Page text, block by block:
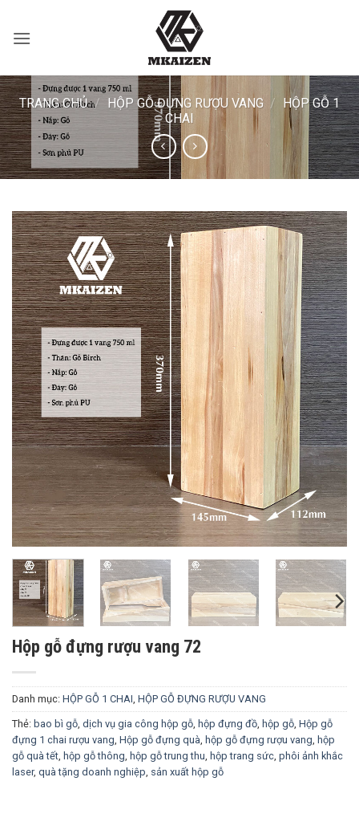
qua
nội
TRANG CHỦ / HỘP GỖ ĐỰNG RƯỢU VANG / HỘP GỖ 1
CHAI
Hộp gỗ đựng rượu vang 72
Danh mục: HỘP GỖ 1 CHAI HỘP GỖ ĐỰNG RƯỢU VANG
Thẻ: bao bì gỗ dịch vụ gia công hộp gỗ hộp đựng đồ hộp gỗ Hộp gỗ
đựng 1 chai rượu vang Hộp gỗ đựng quà hộp gỗ đựng rượu vang hộp
gỗ quà tết hộp gỗ thông hộp gỗ trung thu hộp trang sức phôi ảnh khắc
laser, quà tặng doanh nghiệp sản xuất hộp gỗ